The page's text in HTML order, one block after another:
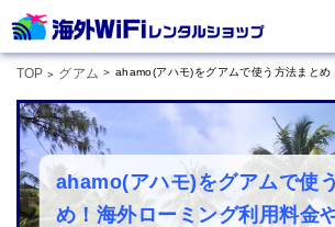
TOP グアム ahamo(アハモ)をグアムで使う方法まとめ！海外ローミン
ahamo(アハモ)をグアムで使
め！海外ローミング利用料金